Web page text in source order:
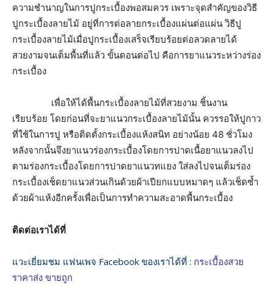
ความชำนาญในการปูกระเบื้องพอสมควร เพราะจุดสำคัญของวิธี
ปูกระเบื้องลายไม้ อยู่ที่การต่อลายกระเบื้องแผ่นต่อแผ่น วิธีปู
กระเบื้องลายไม้เมื่อปูกระเบื้องเสร็จเรียบร้อยต่อลวดลายได้
สวยงามจนเต็มพื้นที่แล้ว ขั้นตอนต่อไป คือการยาแนวระหว่างร่อง
กระเบื้อง
เพื่อให้ได้พื้นกระเบื้องลายไม้ที่สวยงาม ชิ้นงาน
เรียบร้อย โดยก่อนที่จะยาแนวกระเบื้องลายไม้นั้น ควรรอให้ปูกาว
ที่ใช้ในการปู หรือติดตั้งกระเบื้องแห้งสนิท อย่างน้อย 48 ชั่วโมง
หลังจากนั้นจึงยาแนวร่องกระเบื้องโดยการปาดเนื้อยาแนวลงไป
ตามร่องกระเบื้องโดยการปาดยาแนวทแยง ใส่ลงไปจนเต็มร่อง
กระเบื้องเช็ดยาแนวส่วนเกินด้วยผ้าเปียกแบบหมาดๆ แล้วเช็ดซ้ำ
ด้วยผ้าแห้งอีกครั้งเพื่อเป็นการทำความสะอาดพื้นกระเบื้อง
ติดต่อเราได้ที่
แวะเยี่ยมชม แฟนเพจ Facebook ของเราได้ที่ : กระเบื้องสวย
ราคาส่ง ขายถูก